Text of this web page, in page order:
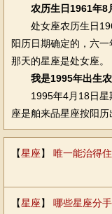
农历生日1961年8
处女座农历生日
阳历日期确定的，六
那天的星座是处女座。
我是1995年出生
1995年4月18日星
座是舶来品星座按阳
【星座】 唯一能治得
【星座】 哪些星座分